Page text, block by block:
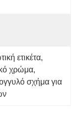
ετικέτα,
χρώμα,
σχήμα για